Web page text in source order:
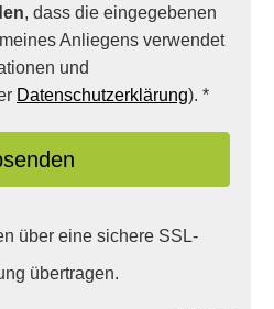
, dass die eingegebenen
Anliegens verwendet
und
Datenschutzerklärung). *
über eine sichere SSL-
übertragen.